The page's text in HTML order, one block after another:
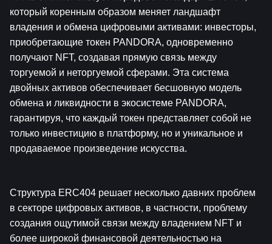
который коренным образом меняет ландшафт
владения и обмена цифровыми активами: инвесторы,
приобретающие токен PANDORA, одновременно
получают NFT, создавая прямую связь между
торгуемой и неторгуемой сферами. Эта система
двойных активов обеспечивает бесшовную модель
обмена и ликвидности в экосистеме PANDORA,
гарантируя, что каждый токен представляет собой не
только инвестицию в платформу, но и уникальное и
продаваемое произведение искусства.
Структура ERC404 решает несколько давних проблем
в секторе цифровых активов, в частности, проблему
создания ощутимой связи между владением NFT и
более широкой финансовой деятельностью на